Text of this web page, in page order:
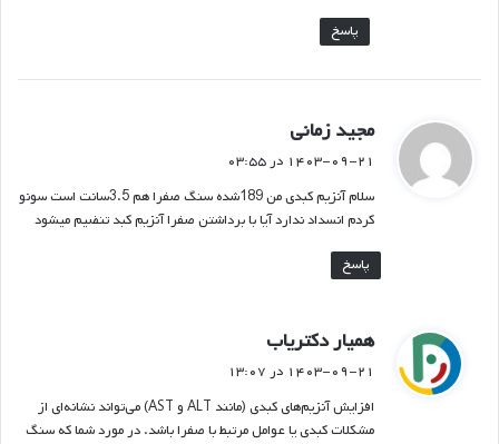
پاسخ
مجید زمانی
:
۱۴۰۳-۰۹-۲۱ در ۰۳:۵۵
سلام آنزیم کبدی من 189شده سنگ صفرا هم 3.5سانت است سونو
کردم انسداد ندارد آیا با برداشتن صفرا آنزیم کبد تنضیم میشود
پاسخ
همیار دکتریاب
ف
:
۱۴۰۳-۰۹-۲۱ در ۱۳:۰۷
افزایش آنزیم‌های کبدی (مانند ALT و AST) می‌تواند نشانه‌ای از
مشکلات کبدی یا عوامل مرتبط با صفرا باشد. در مورد شما که سنگ